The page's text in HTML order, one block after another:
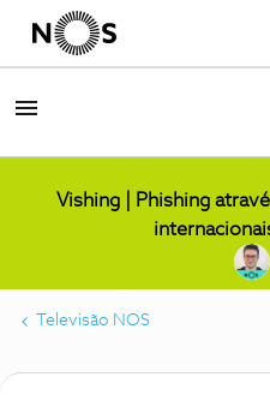
Vishing | Phishing
Televisão NOS